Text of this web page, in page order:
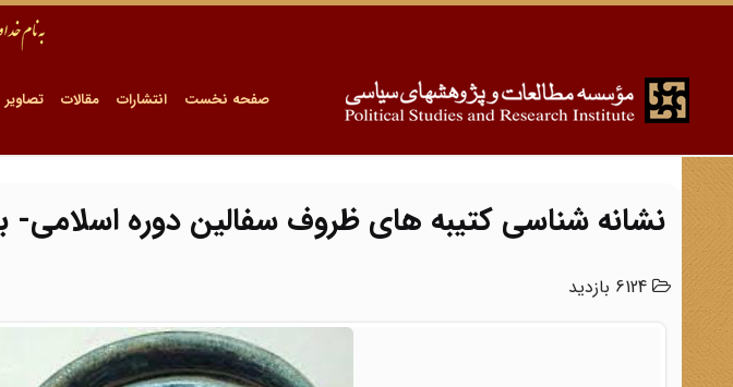
صفحه نخست انتشارات مقالات تصاویر
نشانه شناسی کتیبه های ظروف سفالین دوره اسلامی-